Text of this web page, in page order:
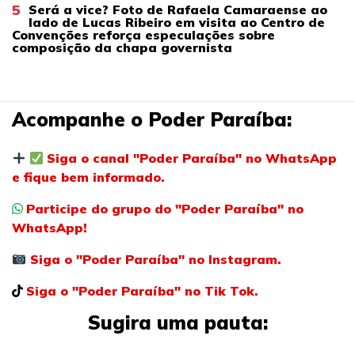
5 Será a vice? Foto de Rafaela Camaraense ao
lado de Lucas Ribeiro em visita ao Centro de
Convenções reforça especulações sobre
composição da chapa governista
Acompanhe o Poder Paraíba:
Siga o canal "Poder Paraíba" no WhatsApp
e fique bem informado.
Participe do grupo do "Poder Paraíba" no
WhatsApp!
Siga o "Poder Paraíba" no Instagram.
Siga o "Poder Paraíba" no Tik Tok.
Sugira uma pauta: